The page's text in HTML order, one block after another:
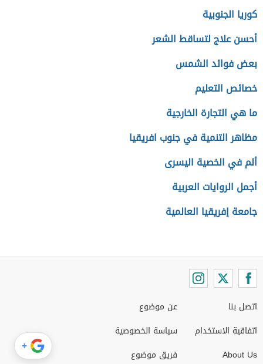
كوريا الجنوبية
أحسن علاج لتساقط الشعر
بعض فوائد الشمس
خصائص التعليم
ما هي التجارة الخارجية
مظاهر التنمية في جنوب افريقيا
ألم في الخصية اليسرى
أجمل الروايات العربية
جامعة إفريقيا العالمية
اتصل بنا
اتفاقية الاستخدام
About Us
عن موضوع
سياسة الخصوصية
فريق موضوع
+